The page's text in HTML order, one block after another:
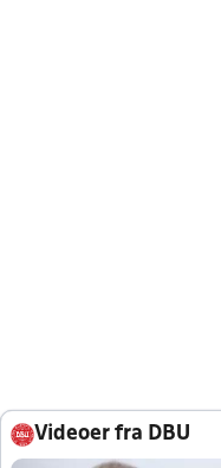
Videoer fra DBU